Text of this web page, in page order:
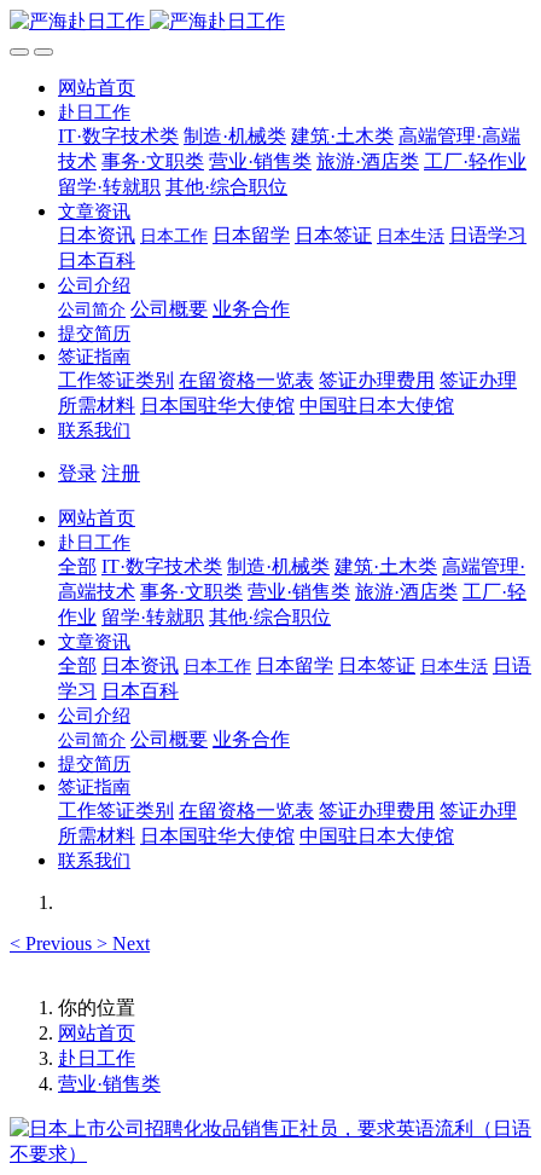
网站首页
赴日工作
IT·数字技术类 制造·机械类 建筑·土木类 高端管理·高端
技术 事务·文职类 营业·销售类 旅游·酒店类 工厂·轻作业
留学·转就职 其他·综合职位
文章资讯
日本资讯 日本工作 日本留学 日本签证 日本生活 日语学习
日本百科
公司介绍
公司简介 公司概要 业务合作
提交简历
签证指南
工作签证类别 在留资格一览表 签证办理费用 签证办理
所需材料 日本国驻华大使馆 中国驻日本大使馆
联系我们
登录 注册
网站首页
赴日工作
全部 IT·数字技术类 制造·机械类 建筑·土木类 高端管理·
高端技术 事务·文职类 营业·销售类 旅游·酒店类 工厂·轻
作业 留学·转就职 其他·综合职位
文章资讯
全部 日本资讯 日本工作 日本留学 日本签证 日本生活 日语
学习 日本百科
公司介绍
公司简介 公司概要 业务合作
提交简历
签证指南
工作签证类别 在留资格一览表 签证办理费用 签证办理
所需材料 日本国驻华大使馆 中国驻日本大使馆
联系我们
< Previous > Next
你的位置
网站首页
赴日工作
营业·销售类